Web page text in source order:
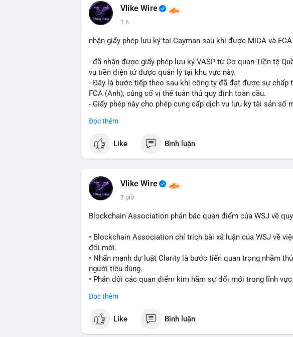
#vlikevn
📰 Nguồn: CoinDesk
Vlike Wire
1 h
nhận giấy phép lưu ký tại Cayman sau khi được MiCA và
- đã nhận được giấy phép lưu ký VASP từ Cơ quan Tiền tệ
vụ tiền điện tử được quản lý tại khu vực này.
- Đây là bước tiếp theo sau khi công ty đã đạt được sự chấp
FCA (Anh), củng cố vị thế tuân thủ quy định toàn cầu.
- Giấy phép này cho phép cung cấp dịch vụ lưu ký tài sản số
- Động thái này phản ánh xu hướng các sàn giao dịch và nền
#binancesquare #cryptonews #blockchain #regulation
$btc $eth
#vlikevn #titanbot
📰 Nguồn: Cointelegraph
Đọc thêm
Like Bình luận
Vlike Wire
2 giờ
Blockchain Association phản bác quan điểm của WSJ về
• Blockchain Association chỉ trích bài xã luận của WSJ về
đổi mới.
• Nhấn mạnh dự luật Clarity là bước tiến quan trọng nhằm
người tiêu dùng.
• Phản đối các quan điểm kìm hãm sự đổi mới trong lĩnh
#blockchain
$btc $eth
Đọc thêm
Like Bình luận